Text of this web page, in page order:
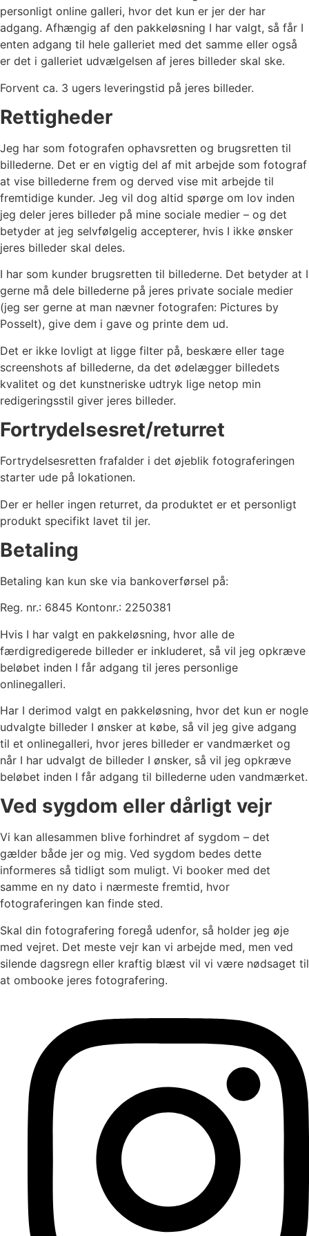
personligt online galleri, hvor det kun er jer der har
adgang. Afhængig af den pakkeløsning I har valgt, så får I
enten adgang til hele galleriet med det samme eller også
er det i galleriet udvælgelsen af jeres billeder skal ske.
Forvent ca. 3 ugers leveringstid på jeres billeder.
Rettigheder
Jeg har som fotografen ophavsretten og brugsretten til
billederne. Det er en vigtig del af mit arbejde som fotograf
at vise billederne frem og derved vise mit arbejde til
fremtidige kunder. Jeg vil dog altid spørge om lov inden
jeg deler jeres billeder på mine sociale medier – og det
betyder at jeg selvfølgelig accepterer, hvis I ikke ønsker
jeres billeder skal deles.
I har som kunder brugsretten til billederne. Det betyder at I
gerne må dele billederne på jeres private sociale medier
(jeg ser gerne at man nævner fotografen: Pictures by
Posselt), give dem i gave og printe dem ud.
Det er ikke lovligt at ligge filter på, beskære eller tage
screenshots af billederne, da det ødelægger billedets
kvalitet og det kunstneriske udtryk lige netop min
redigeringsstil giver jeres billeder.
Fortrydelsesret/returret
Fortrydelsesretten frafalder i det øjeblik fotograferingen
starter ude på lokationen.
Der er heller ingen returret, da produktet er et personligt
produkt specifikt lavet til jer.
Betaling
Betaling kan kun ske via bankoverførsel på:
Reg. nr.: 6845 Kontonr.: 2250381
Hvis I har valgt en pakkeløsning, hvor alle de
færdigredigerede billeder er inkluderet, så vil jeg opkræve
beløbet inden I får adgang til jeres personlige
onlinegalleri.
Har I derimod valgt en pakkeløsning, hvor det kun er nogle
udvalgte billeder I ønsker at købe, så vil jeg give adgang
til et onlinegalleri, hvor jeres billeder er vandmærket og
når I har udvalgt de billeder I ønsker, så vil jeg opkræve
beløbet inden I får adgang til billederne uden vandmærket.
Ved sygdom eller dårligt vejr
Vi kan allesammen blive forhindret af sygdom – det
gælder både jer og mig. Ved sygdom bedes dette
informeres så tidligt som muligt. Vi booker med det
samme en ny dato i nærmeste fremtid, hvor
fotograferingen kan finde sted.
Skal din fotografering foregå udenfor, så holder jeg øje
med vejret. Det meste vejr kan vi arbejde med, men ved
silende dagsregn eller kraftig blæst vil vi være nødsaget til
at ombooke jeres fotografering.